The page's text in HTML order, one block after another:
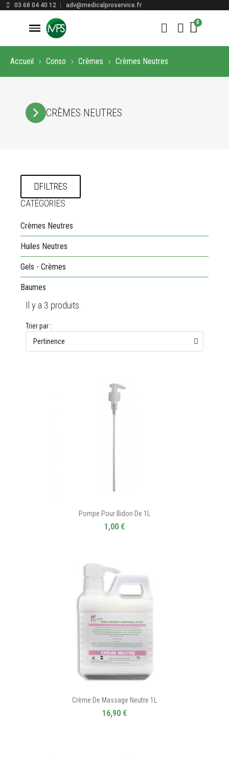
03 68 04 40 12 adv@medicalproservice.fr
Accueil Conso Crèmes Crèmes Neutres
CRÈMES NEUTRES
FILTRES
CATÉGORIES
Crèmes Neutres
Huiles Neutres
Gels - Crèmes
Baumes
Il y a 3 produits.
Trier par :
Pompe Pour Bidon De 1L
1,00 €
Crème De Massage Neutre 1L
16,90 €